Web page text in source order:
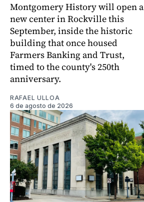
Montgomery History will open a
new center in Rockville this
September, inside the historic
building that once housed
Farmers Banking and Trust,
timed to the county's 250th
anniversary.
RAFAEL ULLOA
6 de agosto de 2026